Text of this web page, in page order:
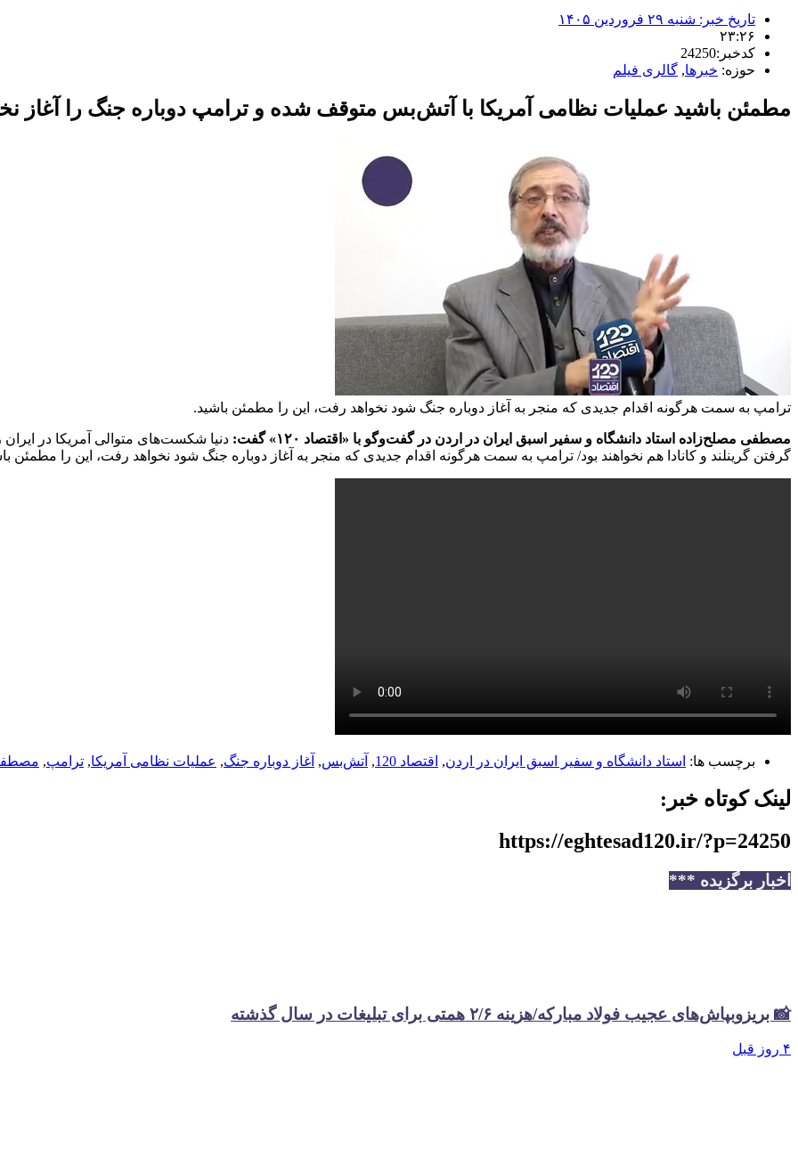
تاریخ خبر: شنبه ۲۹ فروردین ۱۴۰۵
۲۳:۲۶
کدخبر:24250
حوزه: خبرها, گالری فیلم
مطمئن باشید عملیات نظامی آمریکا با آتش‌بس متوقف شده و ترامپ دوباره جنگ را آغاز
ترامپ به سمت هرگونه اقدام جدیدی که منجر به آغاز دوباره جنگ شود نخواهد رفت، این را مطمئن باشید.
مصطفی مصلح‌زاده استاد دانشگاه و سفیر اسبق ایران در اردن در گفت‌وگو با «اقتصاد ۱۲۰» گفت:
دنیا شکست‌های متوالی آمریکا در
گرفتن گرینلند و کانادا هم نخواهند بود/ ترامپ به سمت هرگونه اقدام جدیدی که منجر به آغاز دوباره جنگ شود نخواهد رفت، این را مطمئن
برچسب ها: استاد دانشگاه و سفیر اسبق ایران در اردن, اقتصاد 120 , آتش‌بس, آغاز دوباره جنگ, عملیات نظامی آمریکا, ترامپ,
لینک کوتاه خبر:
https://eghtesad120.ir/?p=24250
اخبار برگزیده ***
📸 بریزوبپاش‌های عجیب فولاد مبارکه/هزینه ۲/۶ همتی برای تبلیغات در سال گذشته
۴ روز قبل